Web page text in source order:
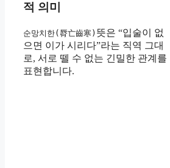
적 의미
순망치한(脣亡齒寒) 뜻은 “입술이 없
으면 이가 시리다”라는 직역 그대
로, 서로 뗄 수 없는 긴밀한 관계를
표현합니다.